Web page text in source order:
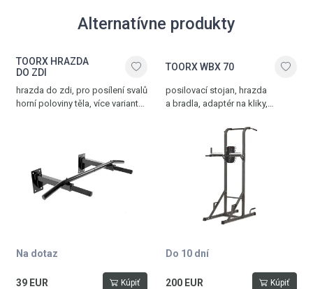
Alternatívne produkty
TOORX HRAZDA
DO ZDI
hrazda do zdi, pro posílení svalů
horní poloviny těla, více variant
Na dotaz
39 EUR Kúpiť
TOORX WBX 70
posilovací stojan, hrazda
a bradla, adaptér na kliky,
na předkopávání, nosnost 120
Do 10 dní
200 EUR Kúpiť